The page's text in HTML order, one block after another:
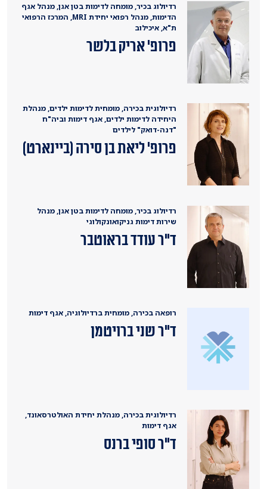
רדיולוג בכיר, מומחה לדימות בטן אגן, מנהל אגף
הדימות, מנהל רפואי יחידת MRI, המרכז הרפואי
ת"א, איכילוב
פרופ' אריק בלשר
רדיולוגית בכירה, מומחית לדימות ילדים, מנהלת
היחידה לדימות ילדים, אגף דימות וביה"ח
"דנה-דואק" לילדים
פרופ' ליאת בן סירה (ביינארט)
רדיולוג בכיר, מומחה לדימות בטן אגן, מנהל
שירות דימות גניקואונקולוגי
ד"ר עודד בראוטבר
רופאה בכירה, מומחית ברדיולוגיה, אגף דימות
ד"ר שני ברויטמן
רדיולוגית בכירה, מנהלת יחידת האולטרסאונד,
אגף דימות
ד"ר סופי ברנס